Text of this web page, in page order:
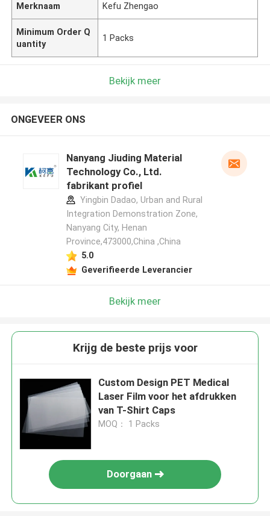
Merknaam Kefu Zhengao
Minimum Order Q
uantity
1 Packs
Bekijk meer
ONGEVEER ONS
Nanyang Jiuding Material
Technology Co., Ltd.
fabrikant profiel
Yingbin Dadao, Urban and Rural
Integration Demonstration Zone,
Nanyang City, Henan
Province,473000,China ,China
5.0
Geverifieerde Leverancier
Bekijk meer
Krijg de beste prijs voor
Custom Design PET Medical
Laser Film voor het afdrukken
van T-Shirt Caps
MOQ： 1 Packs
Doorgaan